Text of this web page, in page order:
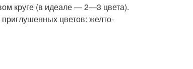
круге (в идеале — 2—3 цвета).
цветов: желто-